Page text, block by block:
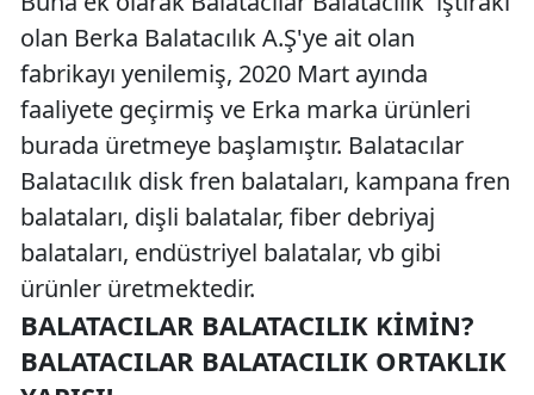
olan Berka Balatacılık A.Ş'ye ait olan
fabrikayı yenilemiş, 2020 Mart ayında
faaliyete geçirmiş ve Erka marka ürünleri
burada üretmeye başlamıştır. Balatacılar
Balatacılık disk fren balataları, kampana fren
balataları, dişli balatalar, fiber debriyaj
balataları, endüstriyel balatalar, vb gibi
ürünler üretmektedir.
BALATACILAR BALATACILIK KIMIN?
BALATACILAR BALATACILIK ORTAKLIK